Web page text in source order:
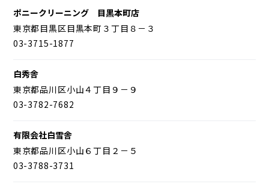
ポニークリーニング 目黒本町店
東京都目黒区目黒本町３丁目８－３
03-3715-1877
白秀舎
東京都品川区小山４丁目９－９
03-3782-7682
有限会社白雪舎
東京都品川区小山６丁目２－５
03-3788-3731